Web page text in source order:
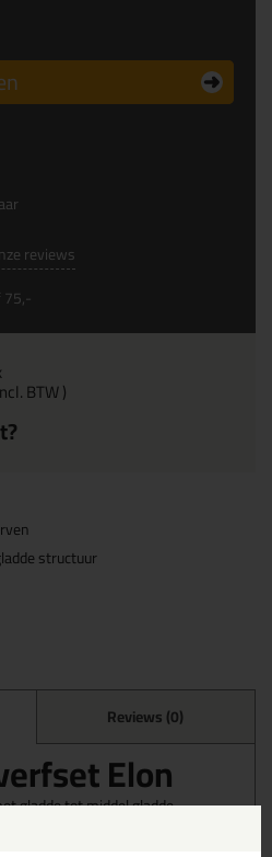
BTW )
reviews
75,-
structuur
Reviews (0)
Elon
gladde tot middel gladde
geweven” waardoor
muurverven.